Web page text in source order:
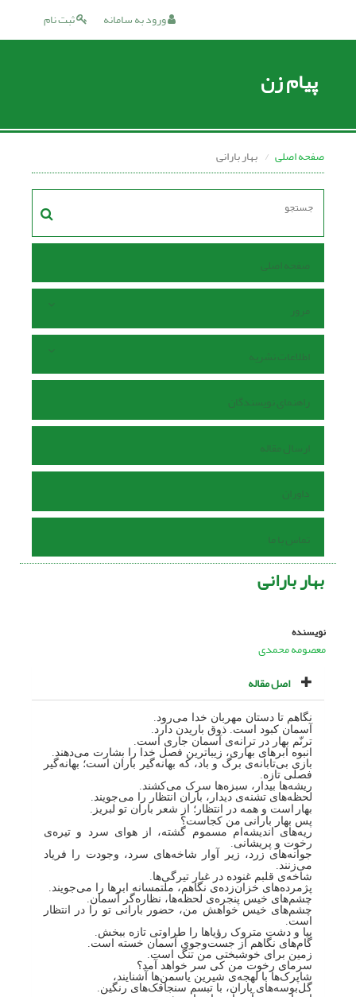
ثبت نام ورود به سامانه
پیام زن
صفحه اصلی بهار بارانی
صفحه اصلی
مرور
اطلاعات نشریه
راهنمای نویسندگان
ارسال مقاله
داوران
تماس با ما
بهار بارانی
نویسنده
معصومه محمدی
اصل مقاله
نگاهم تا دستان مهربان خدا می‌رود.
آسمان کبود است. ذوق باریدن دارد.
ترنّم بهار در ترانه‌ی آسمان جاری است.
انبوه ابرهای بهاری، زیباترین فصل خدا را بشارت می‌دهند.
بازی بی‌تابانه‌ی برگ و باد، که بهانه‌گیر باران است؛ بهانه‌گیر
فصلی تازه.
ریشه‌ها بیدار، سبزه‌ها سرک می‌کشند.
لحظه‌های تشنه‌ی دیدار، باران انتظار را می‌جویند.
بهار
است و همه در انتظار؛ از شعر باران تو لبریز.
پس بهار بارانی من کجاست؟
ریه‌های اندیشه‌ام مسموم گشته، از هوای سرد و تیره‌ی
رخوت و پریشانی.
جوانه‌های زرد، زیر آوار شاخه‌های سرد، وجودت را فریاد
می‌زنند.
شاخه‌ی قلبم غنوده‌ در غبار تیرگی‌ها.
پژمرده‌های خزان‌زده‌ی نگاهم، ملتمسانه ابرها را می‌جویند.
چشم‌های خیس پنجره‌ی لحظه‌ها، نظاره‌گر آسمان.
چشم‌های خیس خواهش من، حضور بارانی تو را در انتظار
است.
بیا و دشت متروک رؤیاها را طراوتی تازه ببخش.
گام‌های نگاهم از جست‌وجوی آسمان خسته است.
زمین برای خوشبختی من تنگ است.
سرمای رخوت من کی سر خواهد آمد؟
شاپرک‌ها با لهجه‌ی شیرین یاسمن‌ها آشنایند،
گل‌بوسه‌های باران، با تبسم سنجاقک‌های رنگین.